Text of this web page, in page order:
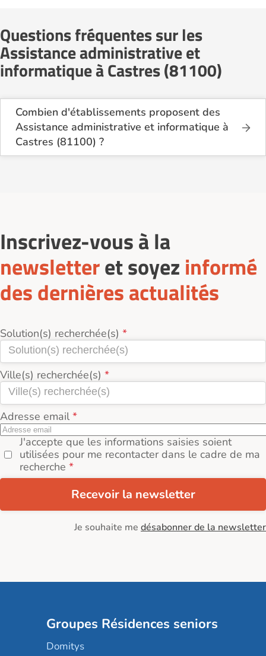
Questions fréquentes sur les
Assistance administrative et
informatique à Castres (81100)
Combien d'établissements proposent des
Assistance administrative et informatique à
Castres (81100) ?
Sur le site Logement-seniors.com, on recense
Inscrivez-vous à la
newsletteret soyez informé
des dernières actualités
Solution(s) recherchée(s)
Ville(s) recherchée(s)
Adresse email
J'accepte que les informations saisies soient
utilisées pour me recontacter dans le cadre de ma
recherche
Recevoir la newsletter
Je souhaite me désabonner de la newsletter
Groupes Résidences seniors
Domitys